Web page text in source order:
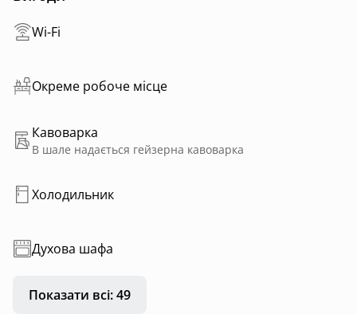
Wi-Fi
Окреме робоче місце
Кавоварка
В шале надається гейзерна кавоварка
Холодильник
Духова шафа
Показати всі: 49